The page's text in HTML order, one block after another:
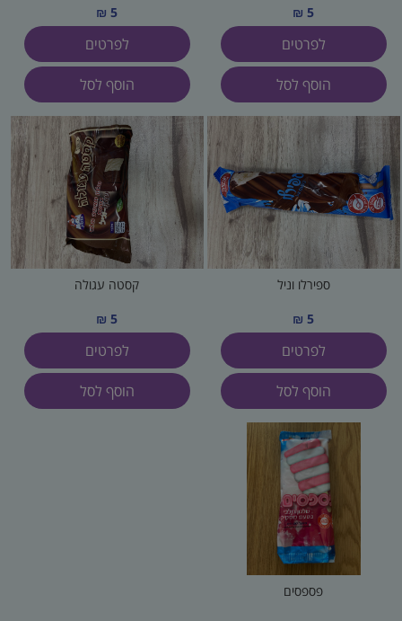
5 ₪
לפרטים
הוסף לסל
5 ₪
לפרטים
הוסף לסל
ספירלו וניל
5 ₪
לפרטים
הוסף לסל
קסטה עגולה
5 ₪
לפרטים
הוסף לסל
פספסים